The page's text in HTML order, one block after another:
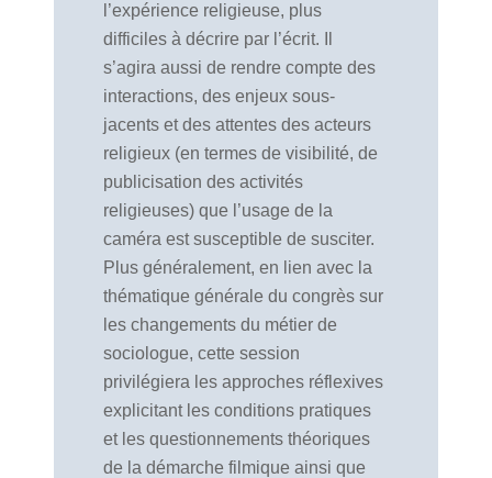
l’expérience religieuse, plus
difficiles à décrire par l’écrit. Il
s’agira aussi de rendre compte des
interactions, des enjeux sous-
jacents et des attentes des acteurs
religieux (en termes de visibilité, de
publicisation des activités
religieuses) que l’usage de la
caméra est susceptible de susciter.
Plus généralement, en lien avec la
thématique générale du congrès sur
les changements du métier de
sociologue, cette session
privilégiera les approches réflexives
explicitant les conditions pratiques
et les questionnements théoriques
de la démarche filmique ainsi que